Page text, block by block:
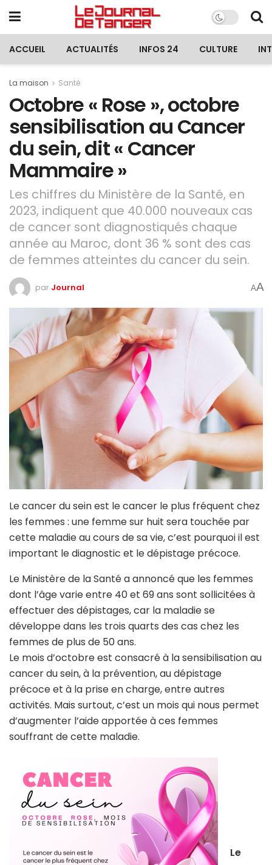
ACCUEIL ACTUALITÉS INFOS 24 CULTURE
La maison Santé
Octobre « Rose », octobre
sensibilisation au Cancer
du sein, dit « Cancer
Mammaire »
Les chiffres du Ministère de la Santé, en
2023, indiquent que 40.000 nouveaux cas
de cancer sont diagnostiqués chaque
année au Maroc, dont 36 % sont des cas
de femmes atteintes du cancer du sein.
par Journal AA
Le cancer du sein est le cancer le plus fréquent chez
les femmes : une femme sur huit sera touchée par
cette maladie au cours de sa vie, c’est pourquoi il est
important le diagnostic et le dépistage précoce.
Le Ministère de la Santé a annoncé que les femmes
dont l’âge varie entre 40 et 69 ans sont sollicitées à
effectuer des dépistages, car la maladie se
développe dans les trois quarts des cas chez les
femmes de plus de 50 ans.
Le mois d’octobre est consacré à la sensibilisation au
cancer du sein, à la prévention, au dépistage
précoce et à la prise en charge, entre autres
activités. Mais surtout, c’est un mois qui nous permet
d’augmenter l’aide apportée à ces femmes
souffrant de cette maladie.
Le